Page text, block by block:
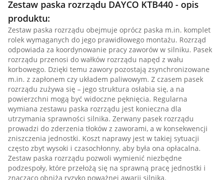
Zestaw paska rozrządu DAYCO KTB440 - opis
produktu:
Zestaw paska rozrządu obejmuje oprócz paska m.in. komplet
rolek wymaganych do jego prawidłowego montażu. Rozrząd
odpowiada za koordynowanie pracy zaworów w silniku. Pasek
rozrządu przenosi do wałków rozrządu napęd z wału
korbowego. Dzięki temu zawory pozostają zsynchronizowane
m.in. z zapłonem czy układem paliwowym. Z czasem pasek
rozrządu zużywa się – jego struktura osłabia się, a na
powierzchni mogą być widoczne pęknięcia. Regularna
wymiana zestawu paska rozrządu jest konieczna dla
utrzymania sprawności silnika. Zerwany pasek rozrządu
prowadzi do zderzenia tłoków z zaworami, a w konsekwencji
zniszczenia jednostki. Koszt naprawy jest w takiej sytuacji
często zbyt wysoki i czasochłonny, aby była ona opłacalna.
Zestaw paska rozrządu pozwoli wymienić niezbędne
podzespoły, które przełożą się na sprawną pracę jednostki i
znacząco obniżą ryzyko poważnej awarii silnika.